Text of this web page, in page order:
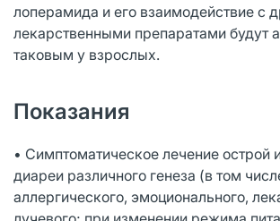
лоперамида и его взаимодействие с
лекарственными препаратами будут
таковым у взрослых.
Показания
• Симптоматическое лечение острой
диареи различного генеза (в том
аллергического, эмоционального,